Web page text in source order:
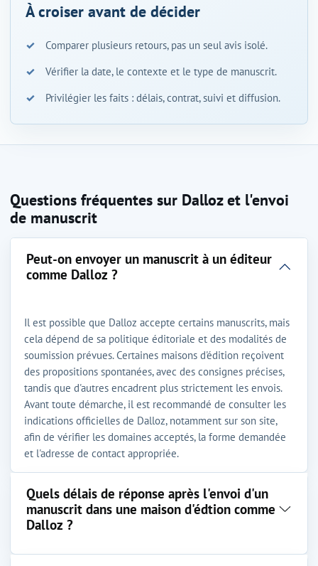
À croiser avant de décider
Comparer plusieurs retours, pas un seul avis isolé.
Vérifier la date, le contexte et le type de manuscrit.
Privilégier les faits : délais, contrat, suivi et diffusion.
Questions fréquentes sur Dalloz et l'envoi
de manuscrit
Peut-on envoyer un manuscrit à un éditeur
comme Dalloz ?
Il est possible que Dalloz accepte certains manuscrits, mais
cela dépend de sa politique éditoriale et des modalités de
soumission prévues. Certaines maisons d'édition reçoivent
des propositions spontanées, avec des consignes précises,
tandis que d'autres encadrent plus strictement les envois.
Avant toute démarche, il est recommandé de consulter les
indications officielles de Dalloz, notamment sur son site,
afin de vérifier les domaines acceptés, la forme demandée
et l'adresse de contact appropriée.
Quels délais de réponse après l'envoi d'un
manuscrit dans une maison d'édtion comme
Dalloz ?